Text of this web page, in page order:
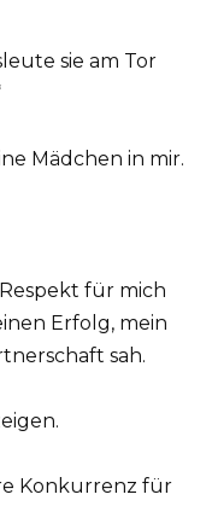
sie am Tor
Mädchen in mir.
für mich
Erfolg, mein
sah.
Konkurrenz für